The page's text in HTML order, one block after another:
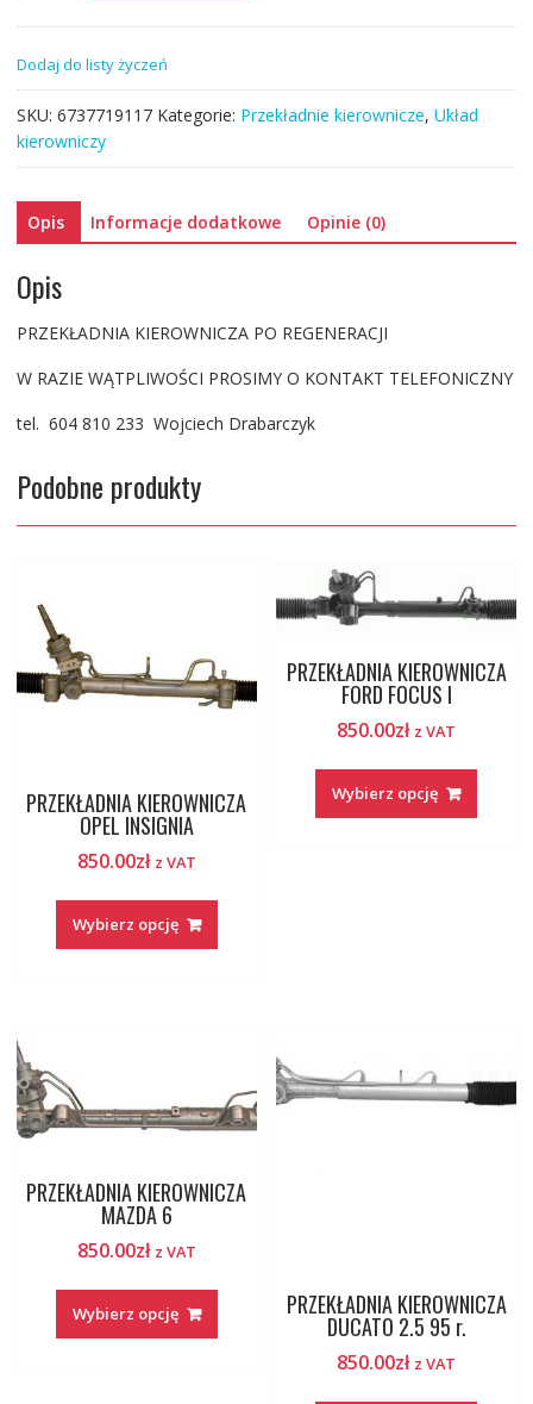
II
Dodaj do listy życzeń
SKU: 6737719117 Kategorie: Przekładnie kierownicze, Układ
kierowniczy
Opis Informacje dodatkowe Opinie (0)
Opis
PRZEKŁADNIA KIEROWNICZA PO REGENERACJI
W RAZIE WĄTPLIWOŚCI PROSIMY O KONTAKT TELEFONICZNY
tel. 604 810 233 Wojciech Drabarczyk
Podobne produkty
PRZEKŁADNIA KIEROWNICZA
OPEL INSIGNIA
850.00zł z VAT
Wybierz opcję
PRZEKŁADNIA KIEROWNICZA
FORD FOCUS I
850.00zł z VAT
Wybierz opcję
PRZEKŁADNIA KIEROWNICZA
MAZDA 6
850.00zł z VAT
Wybierz opcję PRZEKŁADNIA KIEROWNICZA
DUCATO 2.5 95 r.
850.00zł z VAT